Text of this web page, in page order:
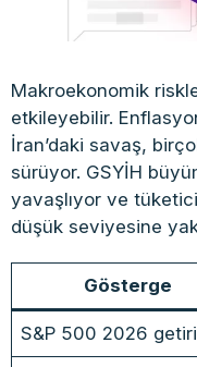
Makroekonomik
etkileyebilir.
İran’daki savaş,
sürüyor. GSYİH
yavaşlıyor ve
düşük seviyesine
Gösterge
S&P 500 2026